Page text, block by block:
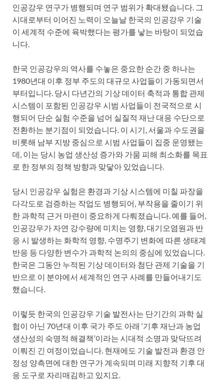
인공강우 연구가 병행되며 연구 범위가 확대됐습니다. 그
시대로부터 이어진 노력이 오늘날 한국의 인공강우 기술
이 세계적 수준에 육박했다는 평가를 낳는 바탕이 되었습
니다.
한국 인공강우의 역사를 수놓은 중요한 순간 중 하나는
1980년대 이후 정부 주도의 대규모 사업들이 가동되면서
부터입니다. 당시 다년간의 기상 데이터 축적과 통합 관제
시스템이 포함된 인공강우 시범 사업들이 전국적으로 시
행되어 단순 실험 수준을 넘어 실질적 재난 대응 수단으로
전환하는 분기점이 되었습니다. 이 시기, 서울과 수도권을
비롯해 남부 지방 중심으로 시범 사업들이 집중 운영됐는
데, 이는 당시 농업 생산성 증가와 가뭄 피해 최소화를 목표
로 한 정부의 정책 방향과 맞닿아 있었습니다.
당시 인공강우 실험은 환경과 기상 시스템에 미칠 파장을
다각도로 검증하는 작업도 병행되어, 부작용을 줄이기 위
한 과학적 근거 마련이 중요하게 다뤄졌습니다. 예를 들어,
인공강우가 자연 강수량에 미치는 영향, 대기오염원과 반
응 시 발생하는 화학적 영향, 수명주기 변화에 따른 생태계
반응 등 다양한 변수가 과학적 논의의 중심에 있었습니다.
한국은 그동안 누적된 기상 데이터와 첨단 관제 기술을 기
반으로 이 분야에서 세계적인 연구 사례를 만들어내기도
했습니다.
이렇듯 한국의 인공강우 기술 발전사는 단기간의 과학 실
험이 아닌 70년대 이후 국가 주도 아래 ‘기후 재난과 농업
생산성의 숙명적 해결책’이라는 시대적 소명과 맞닥뜨려
이뤄진 긴 여정이었습니다. 현재에도 기술 발전과 환경 안
정성 양측면에 대한 연구가 계속되며 미래 지향적 기후 대
응 도구로 자리매김하고 있지요.